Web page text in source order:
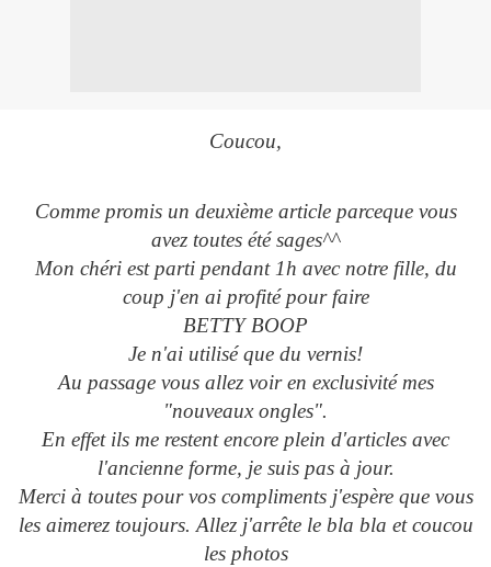
Coucou,
Comme promis un deuxième article parceque vous
avez toutes été sages^^
Mon chéri est parti pendant 1h avec notre fille, du
coup j'en ai profité pour faire
BETTY BOOP
Je n'ai utilisé que du vernis!
Au passage vous allez voir en exclusivité mes
"nouveaux ongles".
En effet ils me restent encore plein d'articles avec
l'ancienne forme, je suis pas à jour.
Merci à toutes pour vos compliments j'espère que vous
les aimerez toujours. Allez j'arrête le bla bla et coucou
les photos